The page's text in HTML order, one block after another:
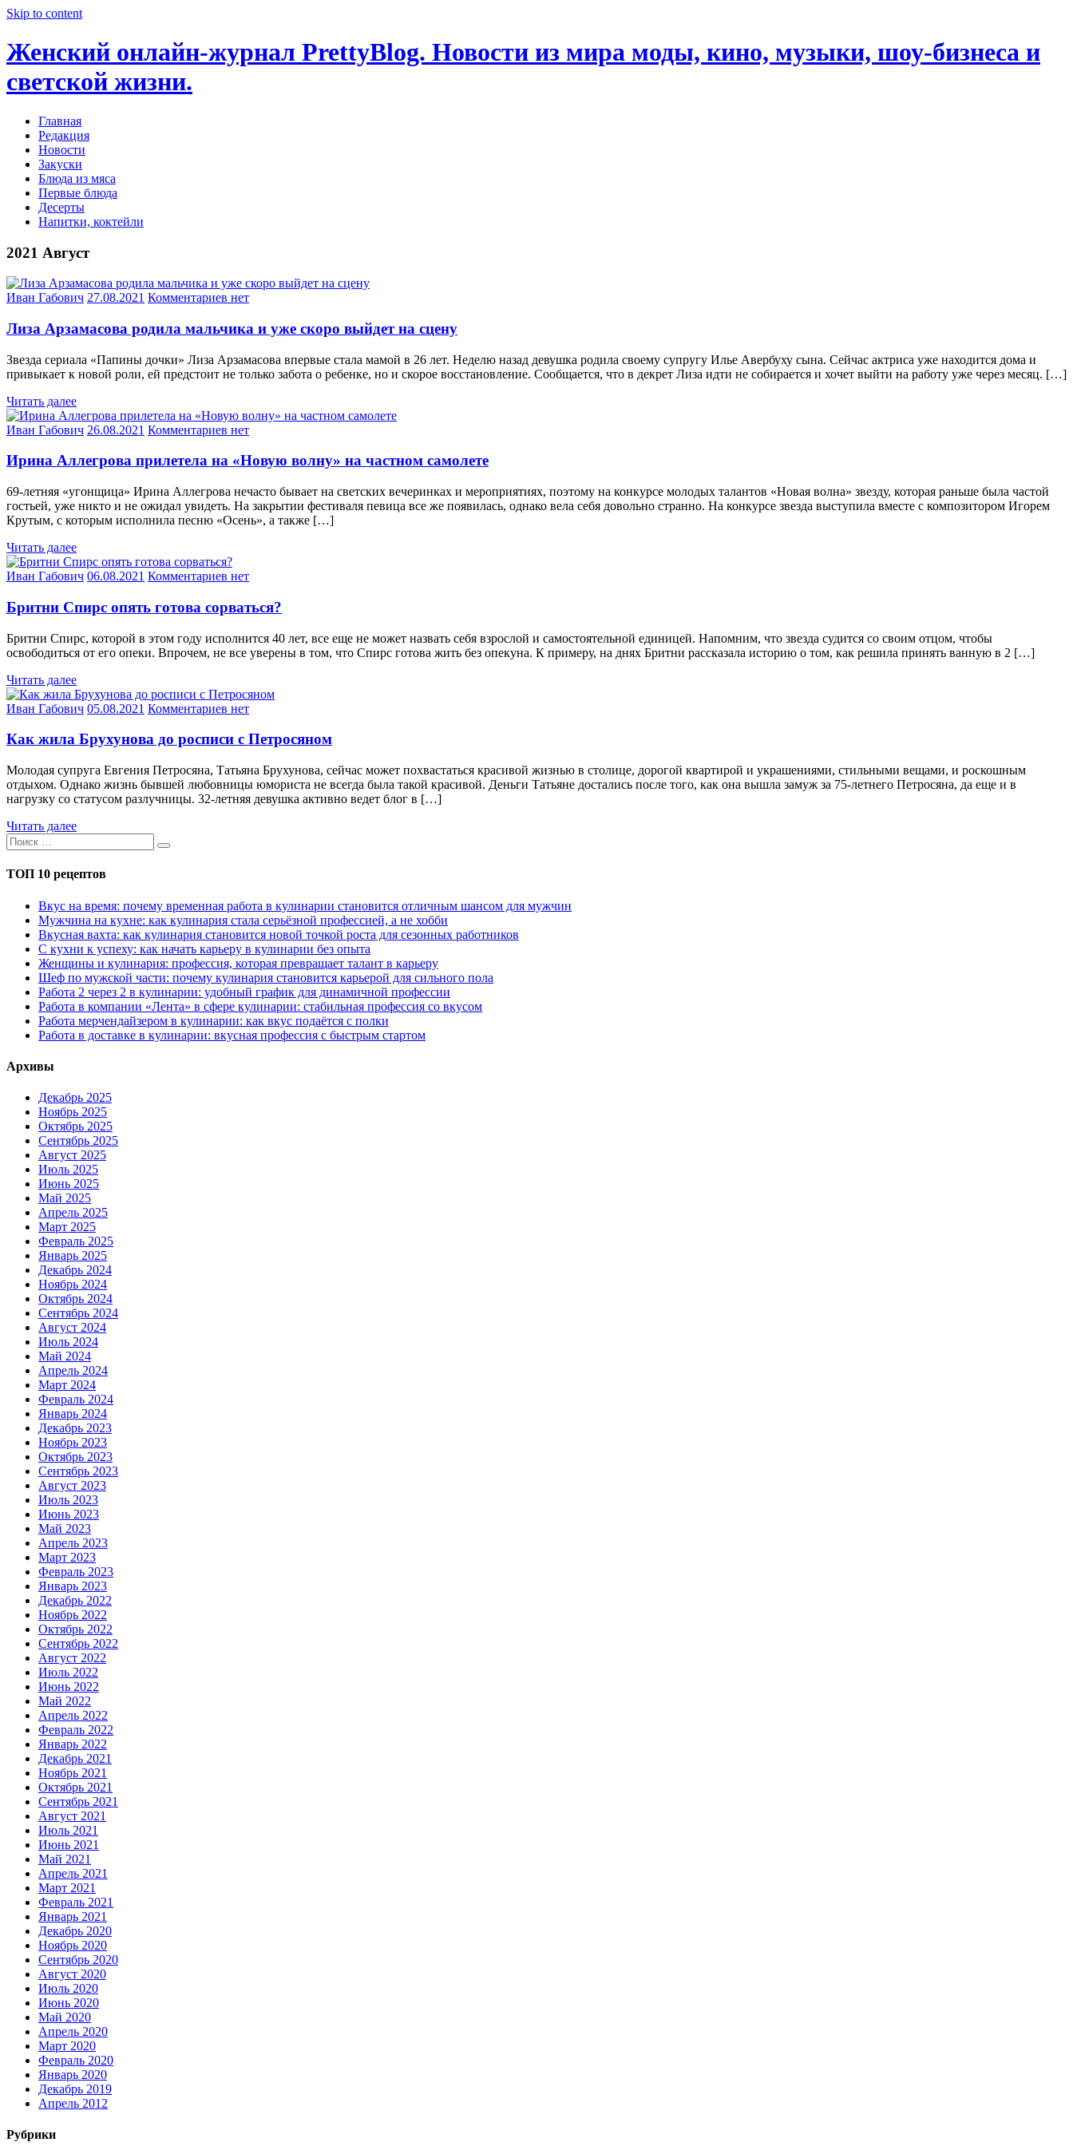
Skip to content
Женский онлайн-журнал PrettyBlog. Новости из мира моды, кино, музыки, шоу-бизнеса и
светской жизни.
Главная
Редакция
Новости
Закуски
Блюда из мяса
Первые блюда
Десерты
Напитки, коктейли
2021 Август
Иван Габович 27.08.2021 Комментариев нет
Лиза Арзамасова родила мальчика и уже скоро выйдет на сцену
Звезда сериала «Папины дочки» Лиза Арзамасова впервые стала мамой в 26 лет. Неделю назад девушка родила своему супругу Илье Авербуху сына. Сейчас актриса уже находится дома и
привыкает к новой роли, ей предстоит не только забота о ребенке, но и скорое восстановление. Сообщается, что в декрет Лиза идти не собирается и хочет выйти на работу уже через месяц. […]
Читать далее
Иван Габович 26.08.2021 Комментариев нет
Ирина Аллегрова прилетела на «Новую волну» на частном самолете
69-летняя «угонщица» Ирина Аллегрова нечасто бывает на светских вечеринках и мероприятиях, поэтому на конкурсе молодых талантов «Новая волна» звезду, которая раньше была частой
гостьей, уже никто и не ожидал увидеть. На закрытии фестиваля певица все же появилась, однако вела себя довольно странно. На конкурсе звезда выступила вместе с композитором Игорем
Крутым, с которым исполнила песню «Осень», а также […]
Читать далее
Иван Габович 06.08.2021 Комментариев нет
Бритни Спирс опять готова сорваться?
Бритни Спирс, которой в этом году исполнится 40 лет, все еще не может назвать себя взрослой и самостоятельной единицей. Напомним, что звезда судится со своим отцом, чтобы
освободиться от его опеки. Впрочем, не все уверены в том, что Спирс готова жить без опекуна. К примеру, на днях Бритни рассказала историю о том, как решила принять ванную в 2 […]
Читать далее
Иван Габович 05.08.2021 Комментариев нет
Как жила Брухунова до росписи с Петросяном
Молодая супруга Евгения Петросяна, Татьяна Брухунова, сейчас может похвастаться красивой жизнью в столице, дорогой квартирой и украшениями, стильными вещами, и роскошным
отдыхом. Однако жизнь бывшей любовницы юмориста не всегда была такой красивой. Деньги Татьяне достались после того, как она вышла замуж за 75-летнего Петросяна, да еще и в
нагрузку со статусом разлучницы. 32-летняя девушка активно ведет блог в […]
Читать далее
ТОП 10 рецептов
Вкус на время: почему временная работа в кулинарии становится отличным шансом для мужчин
Мужчина на кухне: как кулинария стала серьёзной профессией, а не хобби
Вкусная вахта: как кулинария становится новой точкой роста для сезонных работников
С кухни к успеху: как начать карьеру в кулинарии без опыта
Женщины и кулинария: профессия, которая превращает талант в карьеру
Шеф по мужской части: почему кулинария становится карьерой для сильного пола
Работа 2 через 2 в кулинарии: удобный график для динамичной профессии
Работа в компании «Лента» в сфере кулинарии: стабильная профессия со вкусом
Работа мерчендайзером в кулинарии: как вкус подаётся с полки
Работа в доставке в кулинарии: вкусная профессия с быстрым стартом
Архивы
Декабрь 2025
Ноябрь 2025
Октябрь 2025
Сентябрь 2025
Август 2025
Июль 2025
Июнь 2025
Май 2025
Апрель 2025
Март 2025
Февраль 2025
Январь 2025
Декабрь 2024
Ноябрь 2024
Октябрь 2024
Сентябрь 2024
Август 2024
Июль 2024
Май 2024
Апрель 2024
Март 2024
Февраль 2024
Январь 2024
Декабрь 2023
Ноябрь 2023
Октябрь 2023
Сентябрь 2023
Август 2023
Июль 2023
Июнь 2023
Май 2023
Апрель 2023
Март 2023
Февраль 2023
Январь 2023
Декабрь 2022
Ноябрь 2022
Октябрь 2022
Сентябрь 2022
Август 2022
Июль 2022
Июнь 2022
Май 2022
Апрель 2022
Февраль 2022
Январь 2022
Декабрь 2021
Ноябрь 2021
Октябрь 2021
Сентябрь 2021
Август 2021
Июль 2021
Июнь 2021
Май 2021
Апрель 2021
Март 2021
Февраль 2021
Январь 2021
Декабрь 2020
Ноябрь 2020
Сентябрь 2020
Август 2020
Июль 2020
Июнь 2020
Май 2020
Апрель 2020
Март 2020
Февраль 2020
Январь 2020
Декабрь 2019
Апрель 2012
Рубрики